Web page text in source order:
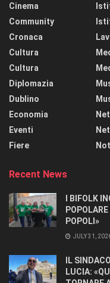
Cinema
Community
Cronaca
Cultura
Cultura
Diplomazia
Dublino
Economia
Eventi
Fiere
Recent News
I BIFOLK
POPOLI»
JULY 31,
IL
LUCIA: